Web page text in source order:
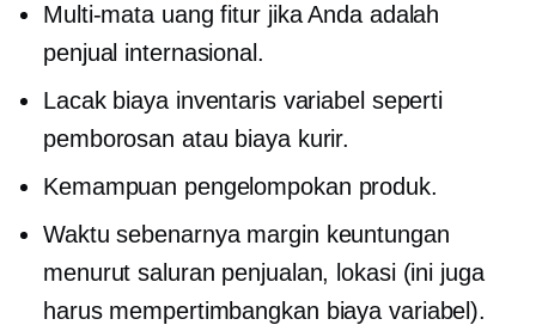
Multi-mata uang fitur jika Anda adalah
penjual internasional.
Lacak biaya inventaris variabel seperti
pemborosan atau biaya kurir.
Kemampuan pengelompokan produk.
Waktu sebenarnyamargin keuntungan
menurut saluran penjualan, lokasi (ini juga
harus mempertimbangkan biaya variabel).